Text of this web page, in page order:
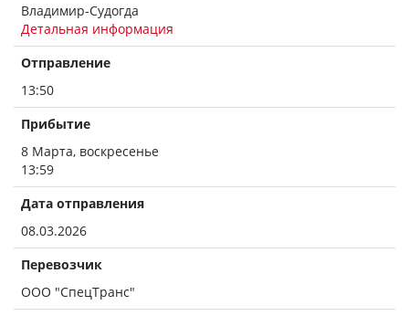
Владимир-Судогда
Детальная информация
Отправление
13:50
Прибытие
8 Марта, воскресенье
13:59
Дата отправления
08.03.2026
Перевозчик
ООО "СпецТранс"